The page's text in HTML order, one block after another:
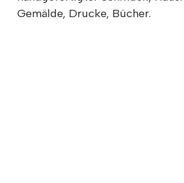
Gemälde, Drucke, Bücher.